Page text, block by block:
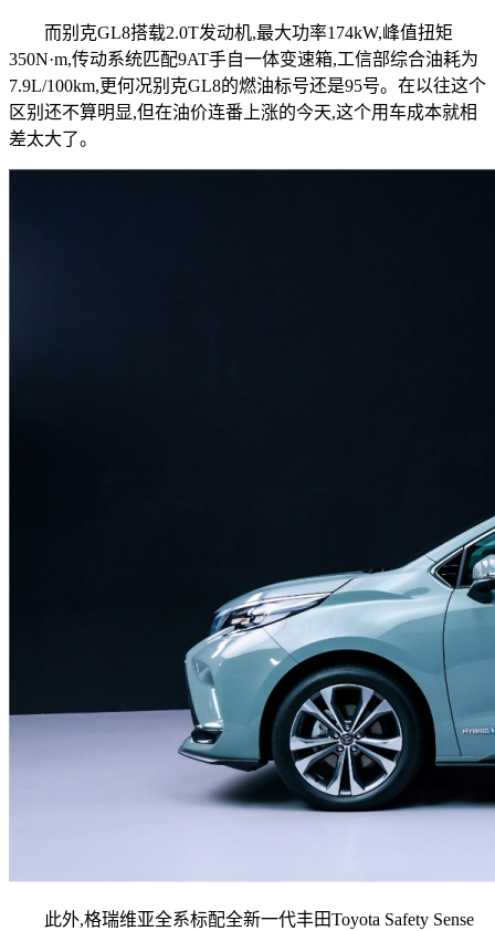
而别克GL8搭载2.0T发动机,最大功率174kW,峰值扭矩
350N·m,传动系统匹配9AT手自一体变速箱,工信部综合油耗为
7.9L/100km,更何况别克GL8的燃油标号还是95号。在以往这个
区别还不算明显,但在油价连番上涨的今天,这个用车成本就相
差太大了。
此外,格瑞维亚全系标配全新一代丰田Toyota Safety Sense